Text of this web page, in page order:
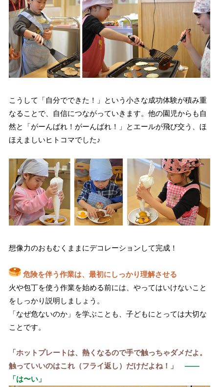
こうして「自分でできた！」という小さな成功体験が積み重
なることで、自信につながっていきます。他の園児からも自
然と「がーんばれ！がーんばれ！」とエールが飛び交う、ほ
ほえましいヒトコマでした♪
想像力のおもむくままにデコレーションして完成！
危険を伴う作業は、最初にしっかり理解させる
火や包丁を使う作業を始める前には、やってはいけないこと
をしっかり説明しましょう。
「なぜ危ないのか」を学ぶことも、子どもにとっては大切な
ことです。
「ホットプレートは、熱くなるので手で触っちゃダメだよ。
触っていいのはこれ（フライ返し）だけだよね！」
——
「は〜い」